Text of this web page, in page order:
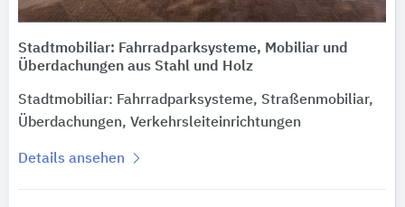
Stadtmobiliar: Fahrradparksysteme, Mobiliar und
Überdachungen aus Stahl und Holz
Stadtmobiliar: Fahrradparksysteme, Straßenmobiliar,
Überdachungen, Verkehrsleiteinrichtungen
Details ansehen